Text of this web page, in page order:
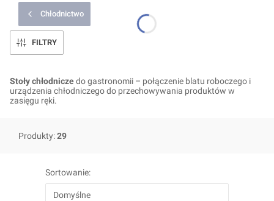
Chłodnictwo
FILTRY
Stoły chłodniczedo gastronomii – połączenie blatu roboczego i
urządzenia chłodniczego do przechowywania produktów w
zasięgu ręki.
Produkty:29
Sortowanie:
Domyślne